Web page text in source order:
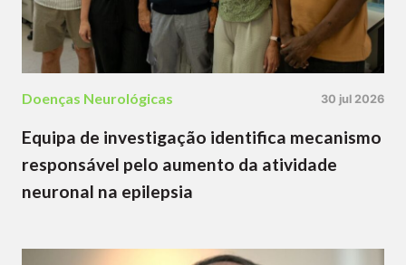
Doenças Neurológicas 30 jul 2026
Equipa de investigação identifica mecanismo
responsável pelo aumento da atividade
neuronal na epilepsia